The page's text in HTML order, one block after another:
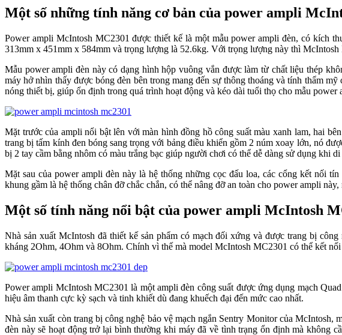
Một số những tính năng cơ bản của power ampli
Power ampli McIntosh MC2301 được thiết kế là một mẫu power ampli đèn, có kích
313mm x 451mm x 584mm và trọng lượng là 52.6kg. Với trọng lượng này thì
Mẫu power ampli đèn này có dạng hình hộp vuông vắn được làm từ chất liệu thép
máy hở nhìn thấy được bóng đèn bên trong mang đến sự thông thoáng và tính thẩm
nóng thiết bị, giúp ổn định trong quá trình hoạt động và kéo dài tuổi thọ cho mẫu power
Mặt trước của ampli nổi bật lên với màn hình đồng hồ công suất màu xanh lam, hai
trang bị tấm kính đen bóng sang trọng với bảng điều khiển gồm 2 núm xoay lớn, nó
bị 2 tay cầm bằng nhôm có màu trắng bạc giúp người chơi có thể dễ dàng sử dụng khi
Mặt sau của power ampli đèn này là hệ thống những cọc đấu loa, các cổng kết nối
khung gầm là hệ thống chân đỡ chắc chắn, có thể nâng đỡ an toàn cho power ampli
Một số tính năng nổi bật của power ampli McIntosh
Nhà sản xuất McIntosh đã thiết kế sản phẩm có mạch đối xứng và được trang bị
kháng 2Ohm, 4Ohm và 8Ohm. Chính vì thế mà model McIntosh MC2301 có thể kết
Power ampli McIntosh MC2301 là một ampli đèn công suất được ứng dụng mạch
hiệu âm thanh cực kỳ sạch và tinh khiết dù đang khuếch đại đến mức cao nhất.
Nhà sản xuất còn trang bị công nghệ bảo vệ mạch ngắn Sentry Monitor của
đèn này sẽ hoạt động trở lại bình thường khi máy đã về tình trạng ổn định mà không